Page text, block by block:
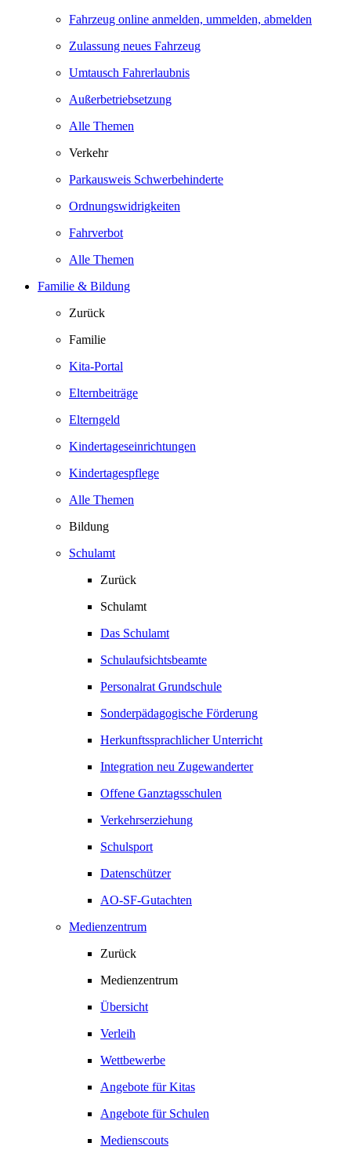
Fahrzeug online anmelden, ummelden, abmelden
Zulassung neues Fahrzeug
Umtausch Fahrerlaubnis
Außerbetriebsetzung
Alle Themen
Verkehr
Parkausweis Schwerbehinderte
Ordnungswidrigkeiten
Fahrverbot
Alle Themen
Familie & Bildung
Zurück
Familie
Kita-Portal
Elternbeiträge
Elterngeld
Kindertageseinrichtungen
Kindertagespflege
Alle Themen
Bildung
Schulamt
Zurück
Schulamt
Das Schulamt
Schulaufsichtsbeamte
Personalrat Grundschule
Sonderpädagogische Förderung
Herkunftssprachlicher Unterricht
Integration neu Zugewanderter
Offene Ganztagsschulen
Verkehrserziehung
Schulsport
Datenschützer
AO-SF-Gutachten
Medienzentrum
Zurück
Medienzentrum
Übersicht
Verleih
Wettbewerbe
Angebote für Kitas
Angebote für Schulen
Medienscouts